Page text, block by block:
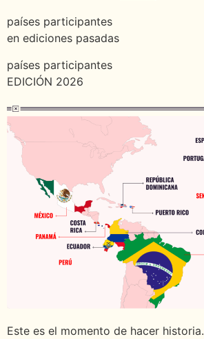
países participantes
en ediciones pasadas
países participantes
EDICIÓN 2026
Este es el momento de hacer historia.